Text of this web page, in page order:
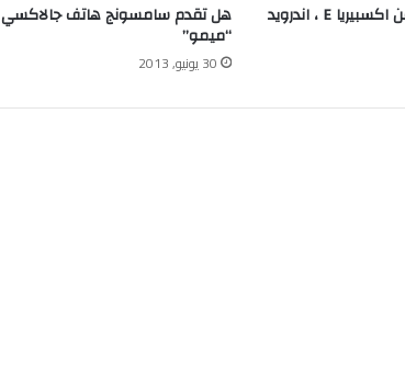
سوني تكشف عن اكسبيريا E ، اندرويد هل تقدم سامسونج هاتف جالاكسي
“ميمو”
30 يونيو, 2013